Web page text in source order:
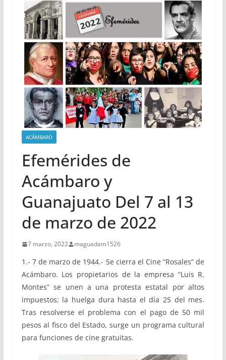
ACÁMBARO
Efemérides de
Acámbaro y
Guanajuato Del 7 al 13
de marzo de 2022
7 marzo, 2022 maguadam1526
1.- 7 de marzo de 1944.- Se cierra el Cine “Rosales” de
Acámbaro. Los propietarios de la empresa “Luis R.
Montes” se unen a una protesta estatal por altos
impuestos; la huelga dura hasta el día 25 del mes.
Tras resolverse el problema con el pago de 50 mil
pesos al fisco del Estado, surge un programa cultural
para funciones de cine gratuitas.